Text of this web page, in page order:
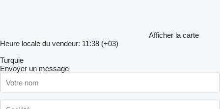
Afficher la carte
Heure locale du vendeur: 11:38 (+03)
Turquie
Envoyer un message